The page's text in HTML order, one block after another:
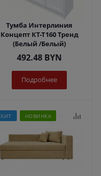
Тумба Интерлиния
Концепт КТ-Т160 Тренд
(Белый /Белый)
492.48 BYN
Подробнее
ХИТ НОВИНКА